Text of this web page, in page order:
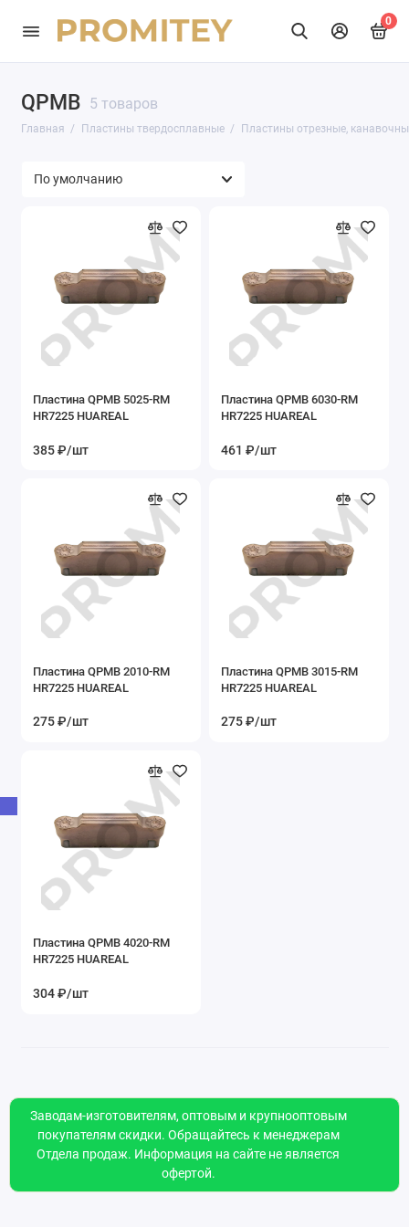
0
QPMB 5 товаров
Главная Пластины твердосплавные Пластины отрезные,
Пластина QPMB 5025-RM
HR7225 HUAREAL
385 ₽/шт
Пластина QPMB 6030-RM
HR7225 HUAREAL
461 ₽/шт
Пластина QPMB 2010-RM
HR7225 HUAREAL
275 ₽/шт
Пластина QPMB 3015-RM
HR7225 HUAREAL
275 ₽/шт
Пластина QPMB 4020-RM
HR7225 HUAREAL
304 ₽/шт
Заводам-изготовителям, оптовым и крупнооптовым
покупателям скидки. Обращайтесь к менеджерам
Отдела продаж. Информация на сайте не является
офертой.